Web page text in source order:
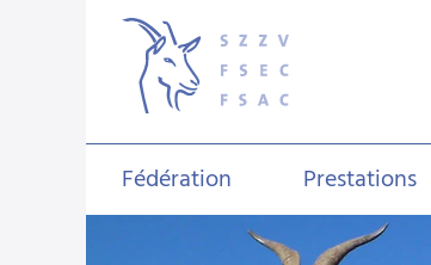
Fédération Prestations